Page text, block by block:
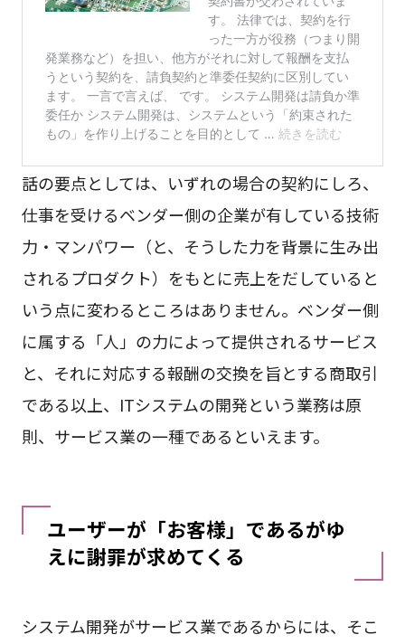
話の要点としては、いずれの場合の契約にしろ、
仕事を受けるベンダー側の企業が有している技術
力・マンパワー（と、そうした力を背景に生み出
されるプロダクト）をもとに売上をだしていると
いう点に変わるところはありません。ベンダー側
に属する「人」の力によって提供されるサービス
と、それに対応する報酬の交換を旨とする商取引
である以上、ITシステムの開発という業務は原
則、サービス業の一種であるといえます。
ユーザーが「お客様」であるがゆ
えに謝罪が求めてくる
システム開発がサービス業であるからには、そこ